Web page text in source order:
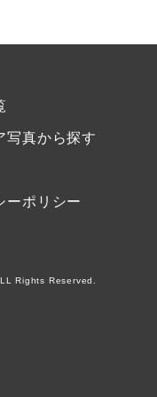
写真から探す
ーポリシー
Rights Reserved.